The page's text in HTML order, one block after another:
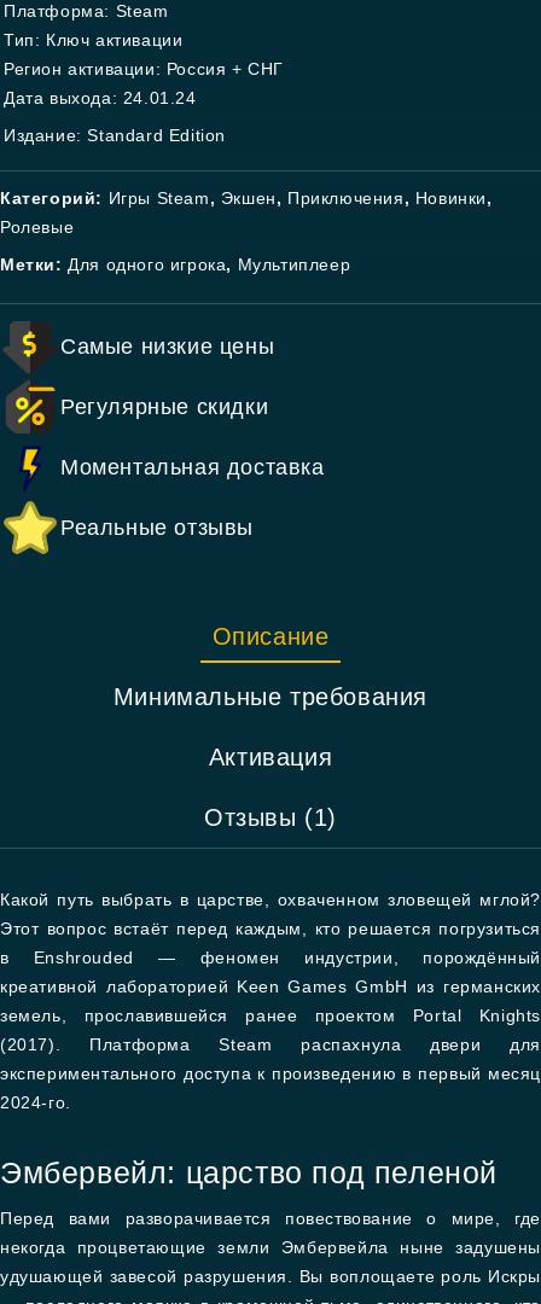
Платформа: Steam
Тип: Ключ активации
Регион активации: Россия + СНГ
Дата выхода: 24.01.24
Издание: Standard Edition
Категорий: Игры Steam, Экшен, Приключения, Новинки,
Ролевые
Метки: Для одного игрока, Мультиплеер
Самые низкие цены
Регулярные скидки
Моментальная доставка
Реальные отзывы
Описание
Минимальные требования
Активация
Отзывы (1)
Какой путь выбрать в царстве, охваченном зловещей мглой?
Этот вопрос встаёт перед каждым, кто решается погрузиться
в Enshrouded — феномен индустрии, порождённый
креативной лабораторией Keen Games GmbH из германских
земель, прославившейся ранее проектом Portal Knights
(2017). Платформа Steam распахнула двери для
экспериментального доступа к произведению в первый месяц
2024-го.
Эмбервейл: царство под пеленой
Перед вами разворачивается повествование о мире, где
некогда процветающие земли Эмбервейла ныне задушены
удушающей завесой разрушения. Вы воплощаете роль Искры